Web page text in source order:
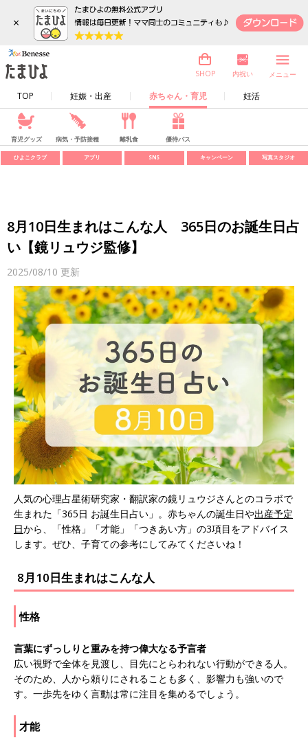
×
TOP 妊娠・出産 赤ちゃん・育児 妊活
SHOP 内祝い メニュー
育児グッズ 病気・予防接種 離乳食 優待パス
ひよこクラブ アプリ SNS キャンペーン 写真スタジオ
8月10日生まれはこんな人 365日のお誕生日占
い【鏡リュウジ監修】
2025/08/10 更新
人気の心理占星術研究家・翻訳家の鏡リュウジさんとのコラボで
生まれた「365日 お誕生日占い」。赤ちゃんの誕生日や出産予定
日から、「性格」「才能」「つきあい方」の3項目をアドバイス
します。ぜひ、子育ての参考にしてみてくださいね！
8月10日生まれはこんな人
性格
言葉にずっしりと重みを持つ偉大なる予言者
広い視野で全体を見渡し、目先にとらわれない行動ができる人。
そのため、人から頼りにされることも多く、影響力も強いので
す。一歩先をゆく言動は常に注目を集めるでしょう。
才能